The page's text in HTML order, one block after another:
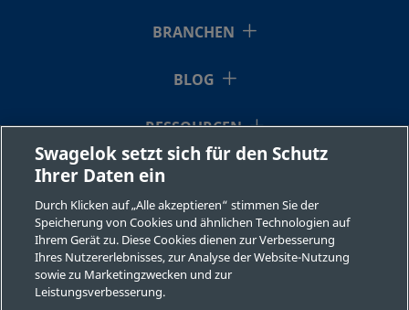
B-
12M0-
2-8
Messing 12 mm
Swagelok®
BRANCHEN
BLOG
RESSOURCEN
ÜBER UNS
Swagelok setzt sich für den Schutz
Ihrer Daten ein
Durch Klicken auf „Alle akzeptieren“ stimmen Sie der
Speicherung von Cookies und ähnlichen Technologien auf
Ihrem Gerät zu. Diese Cookies dienen zur Verbesserung
Ihres Nutzererlebnisses, zur Analyse der Website-Nutzung
sowie zu Marketingzwecken und zur
Leistungsverbesserung.